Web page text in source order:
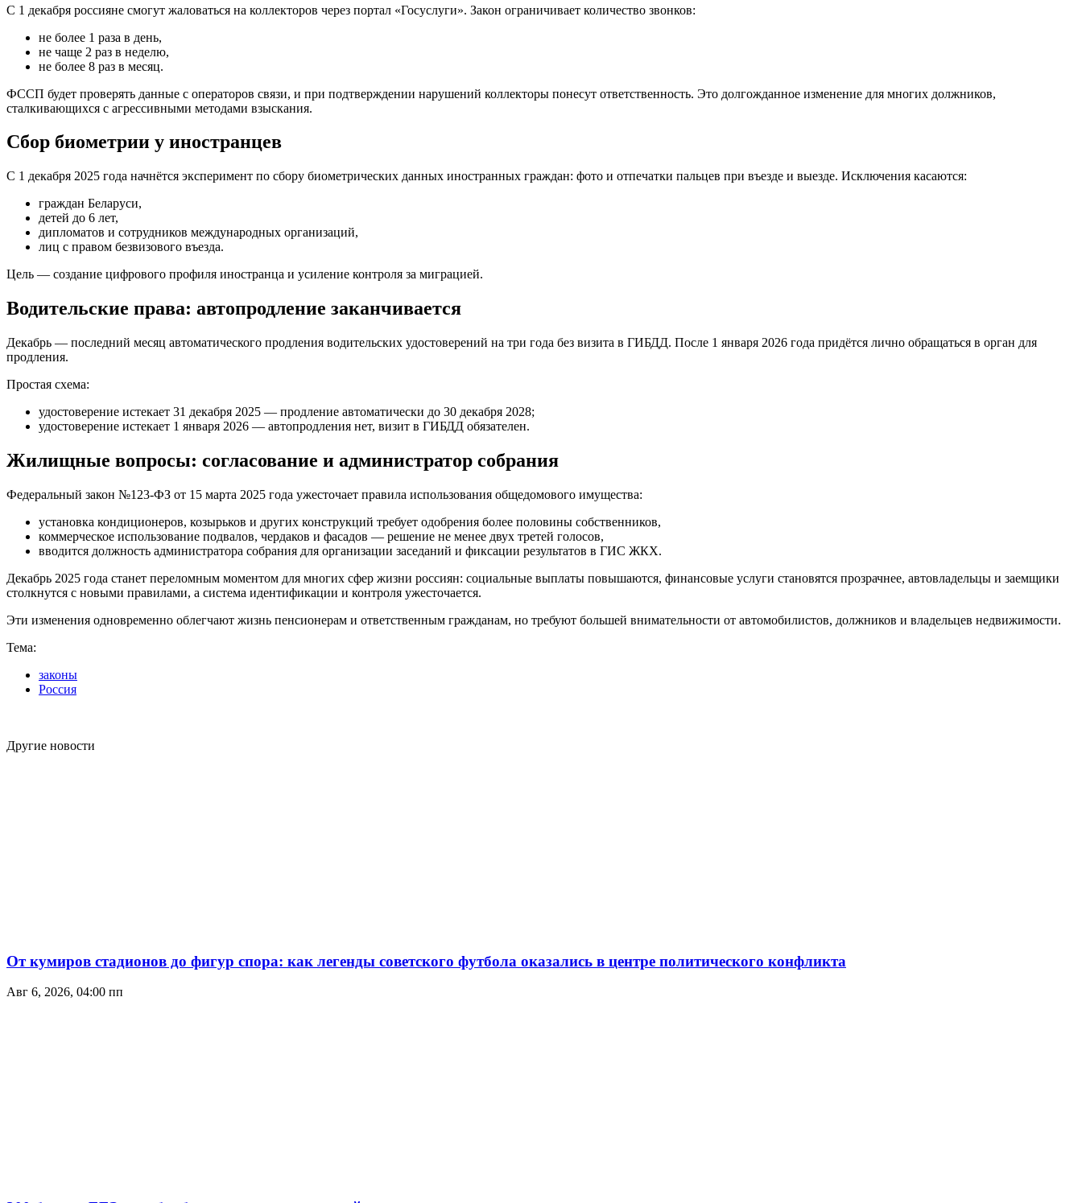
С 1 декабря россияне смогут жаловаться на коллекторов через портал «Госуслуги». Закон ограничивает количество звонков:
не более 1 раза в день,
не чаще 2 раз в неделю,
не более 8 раз в месяц.
ФССП будет проверять данные с операторов связи, и при подтверждении нарушений коллекторы понесут ответственность. Это долгожданное изменение для многих должников,
сталкивающихся с агрессивными методами взыскания.
Сбор биометрии у иностранцев
С 1 декабря 2025 года начнётся эксперимент по сбору биометрических данных иностранных граждан: фото и отпечатки пальцев при въезде и выезде. Исключения касаются:
граждан Беларуси,
детей до 6 лет,
дипломатов и сотрудников международных организаций,
лиц с правом безвизового въезда.
Цель — создание цифрового профиля иностранца и усиление контроля за миграцией.
Водительские права: автопродление заканчивается
Декабрь — последний месяц автоматического продления водительских удостоверений на три года без визита в ГИБДД. После 1 января 2026 года придётся лично обращаться в орган для
продления.
Простая схема:
удостоверение истекает 31 декабря 2025 — продление автоматически до 30 декабря 2028;
удостоверение истекает 1 января 2026 — автопродления нет, визит в ГИБДД обязателен.
Жилищные вопросы: согласование и администратор собрания
Федеральный закон №123-ФЗ от 15 марта 2025 года ужесточает правила использования общедомового имущества:
установка кондиционеров, козырьков и других конструкций требует одобрения более половины собственников,
коммерческое использование подвалов, чердаков и фасадов — решение не менее двух третей голосов,
вводится должность администратора собрания для организации заседаний и фиксации результатов в ГИС ЖКХ.
Декабрь 2025 года станет переломным моментом для многих сфер жизни россиян: социальные выплаты повышаются, финансовые услуги становятся прозрачнее, автовладельцы и заемщики
столкнутся с новыми правилами, а система идентификации и контроля ужесточается.
Эти изменения одновременно облегчают жизнь пенсионерам и ответственным гражданам, но требуют большей внимательности от автомобилистов, должников и владельцев недвижимости.
Тема:
законы
Россия
Другие новости
От кумиров стадионов до фигур спора: как легенды советского футбола оказались в центре политического конфликта
Авг 6, 2026, 04:00 пп